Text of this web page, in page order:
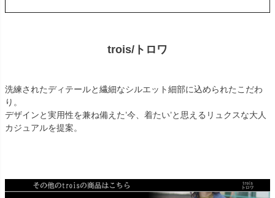
trois/トロワ
洗練されたディテールと繊細なシルエット細部に込められたこだわ
り。
デザインと実用性を兼ね備えた’今、着たい’と思えるリュクスな大人
カジュアルを提案。